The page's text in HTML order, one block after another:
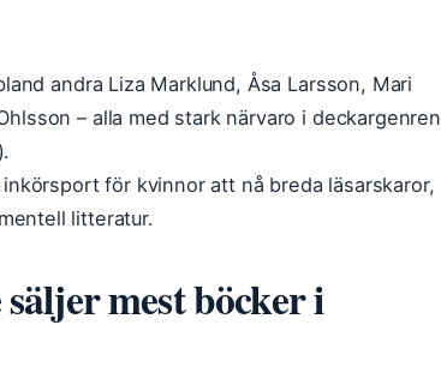
andra Liza Marklund, Åsa Larsson, Mari
– alla med stark närvaro i deckargenren
för kvinnor att nå breda läsarskaror,
litteratur.
mest böcker i